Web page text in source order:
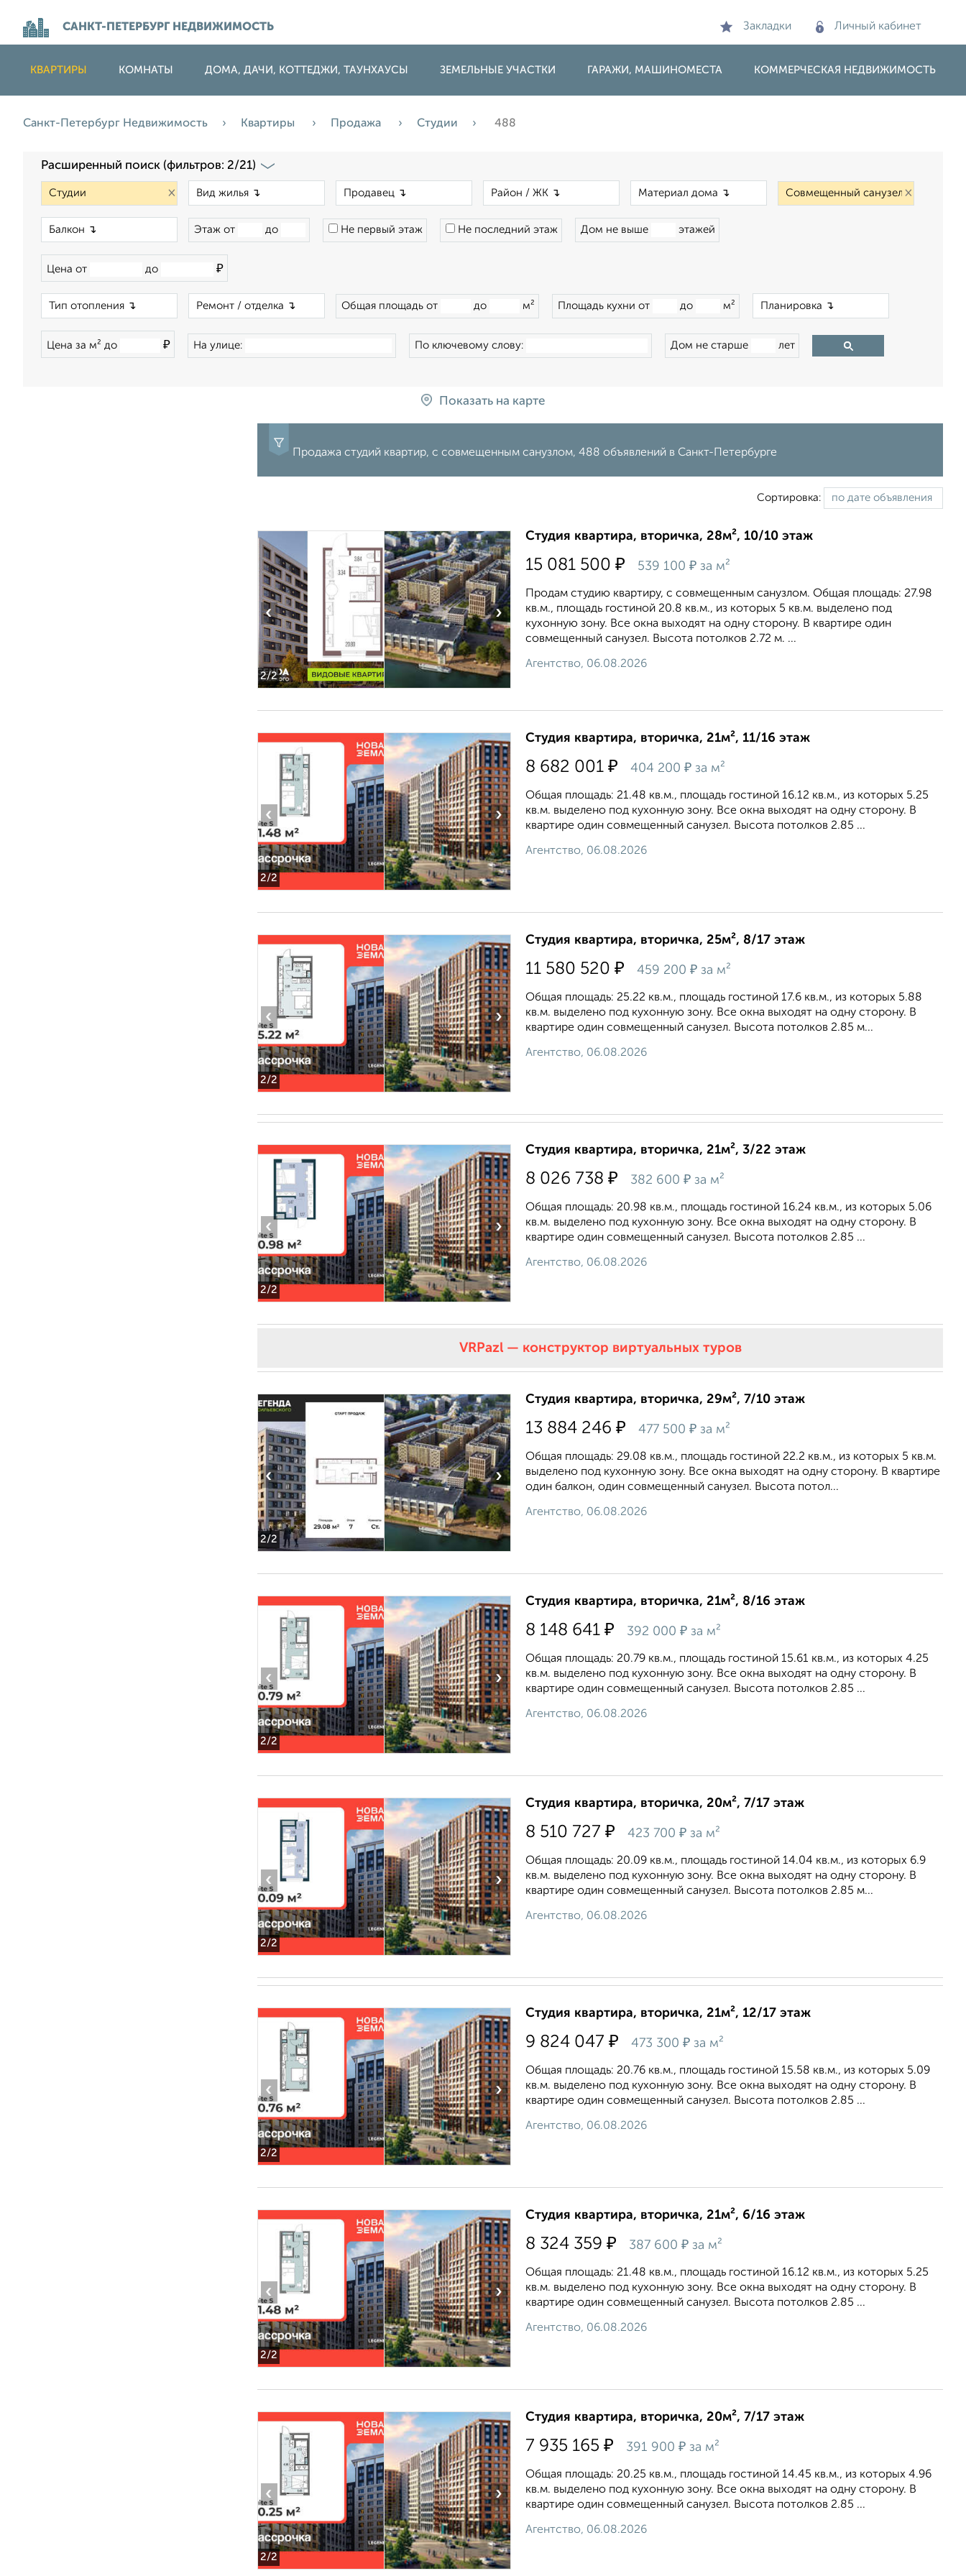
САНКТ-ПЕТЕРБУРГ НЕДВИЖИМОСТЬ Закладки Личный кабинет
КВАРТИРЫ КОМНАТЫ ДОМА, ДАЧИ, КОТТЕДЖИ, ТАУНХАУСЫ ЗЕМЕЛЬНЫЕ УЧАСТКИ ГАРАЖИ, МАШИНОМЕСТА КОММЕРЧЕСКАЯ НЕДВИЖИМОСТЬ
Санкт-Петербург Недвижимость Квартиры Продажа Студии 488
Расширенный поиск (фильтров: 2/21)
× ×
Этаж от до Не первый этаж Не последний этаж Дом не выше этажей
Цена от до ₽
Общая площадь от до м² Площадь кухни от до м²
Цена за м² до ₽ На улице: По ключевому слову: Дом не старше лет
Показать на карте
Продажа студий квартир, с совмещенным санузлом, 488 объявлений в Санкт-Петербурге
Сортировка:
2/2
‹ ›
Студия квартира, вторичка, 28м², 10/10 этаж
15 081 500 ₽ 539 100 ₽ за м²
Продам студию квартиру, с совмещенным санузлом. Общая площадь: 27.98
кв.м., площадь гостиной 20.8 кв.м., из которых 5 кв.м. выделено под
кухонную зону. Все окна выходят на одну сторону. В квартире один
совмещенный санузел. Высота потолков 2.72 м. ...
Агентство, 06.08.2026
2/2
‹ ›
Студия квартира, вторичка, 21м², 11/16 этаж
8 682 001 ₽ 404 200 ₽ за м²
Общая площадь: 21.48 кв.м., площадь гостиной 16.12 кв.м., из которых 5.25
кв.м. выделено под кухонную зону. Все окна выходят на одну сторону. В
квартире один совмещенный санузел. Высота потолков 2.85 ...
Агентство, 06.08.2026
2/2
‹ ›
Студия квартира, вторичка, 25м², 8/17 этаж
11 580 520 ₽ 459 200 ₽ за м²
Общая площадь: 25.22 кв.м., площадь гостиной 17.6 кв.м., из которых 5.88
кв.м. выделено под кухонную зону. Все окна выходят на одну сторону. В
квартире один совмещенный санузел. Высота потолков 2.85 м...
Агентство, 06.08.2026
2/2
‹ ›
Студия квартира, вторичка, 21м², 3/22 этаж
8 026 738 ₽ 382 600 ₽ за м²
Общая площадь: 20.98 кв.м., площадь гостиной 16.24 кв.м., из которых 5.06
кв.м. выделено под кухонную зону. Все окна выходят на одну сторону. В
квартире один совмещенный санузел. Высота потолков 2.85 ...
Агентство, 06.08.2026
VRPazl — конструктор виртуальных туров
2/2
‹ ›
Студия квартира, вторичка, 29м², 7/10 этаж
13 884 246 ₽ 477 500 ₽ за м²
Общая площадь: 29.08 кв.м., площадь гостиной 22.2 кв.м., из которых 5 кв.м.
выделено под кухонную зону. Все окна выходят на одну сторону. В квартире
один балкон, один совмещенный санузел. Высота потол...
Агентство, 06.08.2026
2/2
‹ ›
Студия квартира, вторичка, 21м², 8/16 этаж
8 148 641 ₽ 392 000 ₽ за м²
Общая площадь: 20.79 кв.м., площадь гостиной 15.61 кв.м., из которых 4.25
кв.м. выделено под кухонную зону. Все окна выходят на одну сторону. В
квартире один совмещенный санузел. Высота потолков 2.85 ...
Агентство, 06.08.2026
2/2
‹ ›
Студия квартира, вторичка, 20м², 7/17 этаж
8 510 727 ₽ 423 700 ₽ за м²
Общая площадь: 20.09 кв.м., площадь гостиной 14.04 кв.м., из которых 6.9
кв.м. выделено под кухонную зону. Все окна выходят на одну сторону. В
квартире один совмещенный санузел. Высота потолков 2.85 м...
Агентство, 06.08.2026
2/2
‹ ›
Студия квартира, вторичка, 21м², 12/17 этаж
9 824 047 ₽ 473 300 ₽ за м²
Общая площадь: 20.76 кв.м., площадь гостиной 15.58 кв.м., из которых 5.09
кв.м. выделено под кухонную зону. Все окна выходят на одну сторону. В
квартире один совмещенный санузел. Высота потолков 2.85 ...
Агентство, 06.08.2026
2/2
‹ ›
Студия квартира, вторичка, 21м², 6/16 этаж
8 324 359 ₽ 387 600 ₽ за м²
Общая площадь: 21.48 кв.м., площадь гостиной 16.12 кв.м., из которых 5.25
кв.м. выделено под кухонную зону. Все окна выходят на одну сторону. В
квартире один совмещенный санузел. Высота потолков 2.85 ...
Агентство, 06.08.2026
2/2
‹ ›
Студия квартира, вторичка, 20м², 7/17 этаж
7 935 165 ₽ 391 900 ₽ за м²
Общая площадь: 20.25 кв.м., площадь гостиной 14.45 кв.м., из которых 4.96
кв.м. выделено под кухонную зону. Все окна выходят на одну сторону. В
квартире один совмещенный санузел. Высота потолков 2.85 ...
Агентство, 06.08.2026